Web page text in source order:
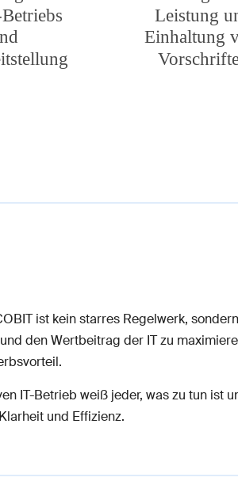
ist kein starres Regelwerk,
den Wertbeitrag der IT zu
IT-Betrieb weiß jeder, was zu tun ist
und Effizienz.